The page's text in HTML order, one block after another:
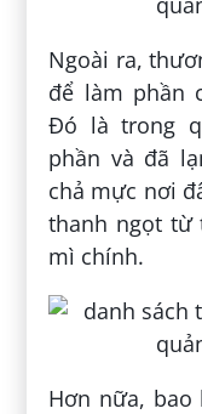
Ngoài ra,
để làm phần
Đó là trong
phần và đã
chả mực nơi
thanh ngọt từ
mì chính.
Hơn nữa, bao